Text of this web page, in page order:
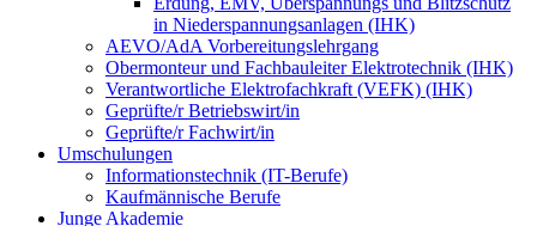
in Niederspannungsanlagen (IHK)
AEVO/AdA Vorbereitungslehrgang
Obermonteur und Fachbauleiter Elektrotechnik (IHK)
Verantwortliche Elektrofachkraft (VEFK) (IHK)
Geprüfte/r Betriebswirt/in
Geprüfte/r Fachwirt/in
Umschulungen
Informationstechnik (IT-Berufe)
Kaufmännische Berufe
Junge Akademie